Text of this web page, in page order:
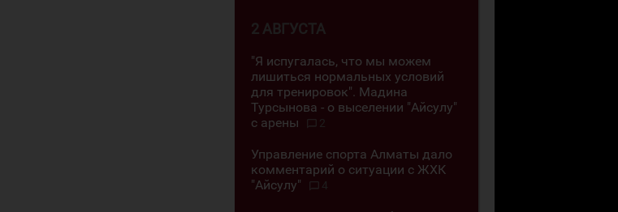
2 АВГУСТА
"Я испугалась, что мы можем
лишиться нормальных условий
для тренировок". Мадина
Турсынова - о выселении "Айсулу"
с арены
2
Управление спорта Алматы дало
комментарий о ситуации с ЖХК
"Айсулу"
4